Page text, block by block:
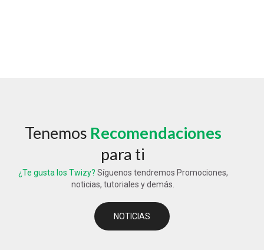
Tenemos Recomendaciones
para ti
¿Te gusta los Twizy? Síguenos tendremos Promociones,
noticias, tutoriales y demás.
NOTICIAS